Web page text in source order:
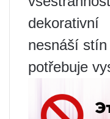
dekorativní
nesnáší stín
potřebuje